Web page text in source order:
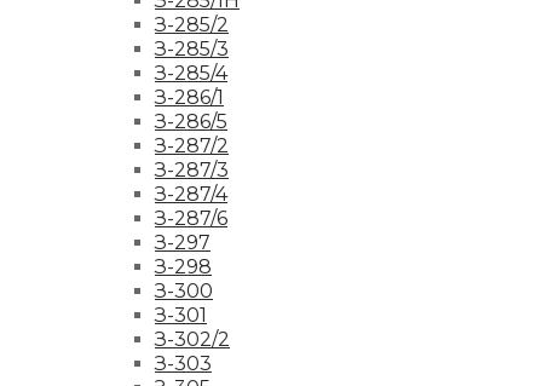
З-285/2
З-285/3
З-285/4
З-286/1
З-286/5
З-287/2
З-287/3
З-287/4
З-287/6
З-297
З-298
З-300
З-301
З-302/2
З-303